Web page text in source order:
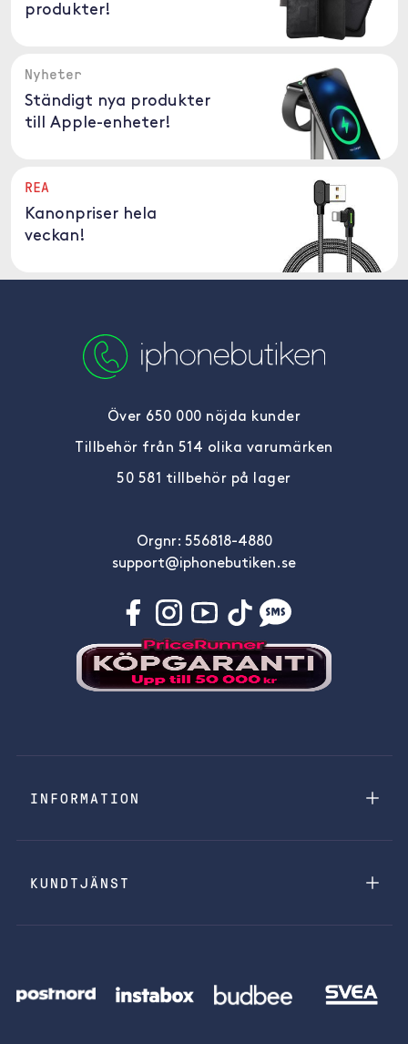
produkter!
Nyheter
Ständigt nya produkter
till Apple-enheter!
REA
Kanonpriser hela
veckan!
Över 650 000 nöjda kunder
Tillbehör från 514 olika varumärken
50 581 tillbehör på lager
Orgnr: 556818-4880
support@iphonebutiken.se
INFORMATION
KUNDTJÄNST